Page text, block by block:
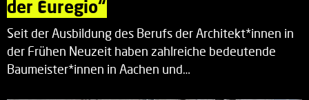
der Euregio“
Seit der Ausbildung des Berufs der Architekt*innen in
der Frühen Neuzeit haben zahlreiche bedeutende
Baumeister*innen in Aachen und…